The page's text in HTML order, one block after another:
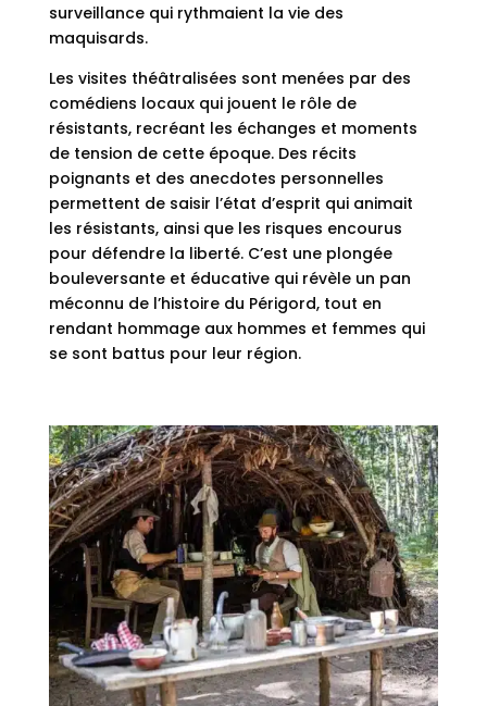
surveillance qui rythmaient la vie des
maquisards.
Les visites théâtralisées sont menées par des
comédiens locaux qui jouent le rôle de
résistants, recréant les échanges et moments
de tension de cette époque. Des récits
poignants et des anecdotes personnelles
permettent de saisir l’état d’esprit qui animait
les résistants, ainsi que les risques encourus
pour défendre la liberté. C’est une plongée
bouleversante et éducative qui révèle un pan
méconnu de l’histoire du Périgord, tout en
rendant hommage aux hommes et femmes qui
se sont battus pour leur région.